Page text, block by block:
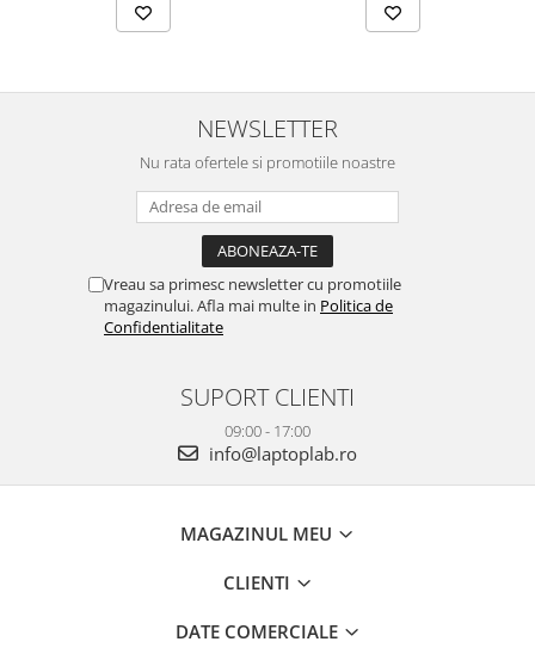
NEWSLETTER
Nu rata ofertele si promotiile noastre
Vreau sa primesc newsletter cu promotiile
magazinului. Afla mai multe in Politica de
Confidentialitate
SUPORT CLIENTI
09:00 - 17:00
info@laptoplab.ro
MAGAZINUL MEU
CLIENTI
DATE COMERCIALE